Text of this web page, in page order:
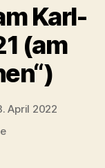
Karl-
(am
April 2022
zu